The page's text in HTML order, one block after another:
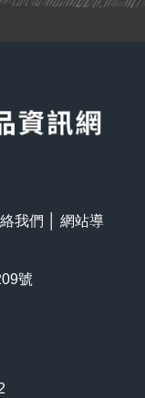
我們
網站導
號